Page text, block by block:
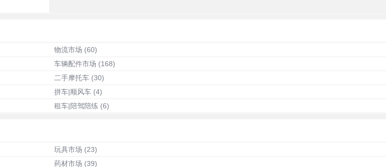
物流市场 (60)
车辆配件市场 (168)
二手摩托车 (30)
拼车|顺风车 (4)
租车|陪驾陪练 (6)
玩具市场 (23)
药材市场 (39)